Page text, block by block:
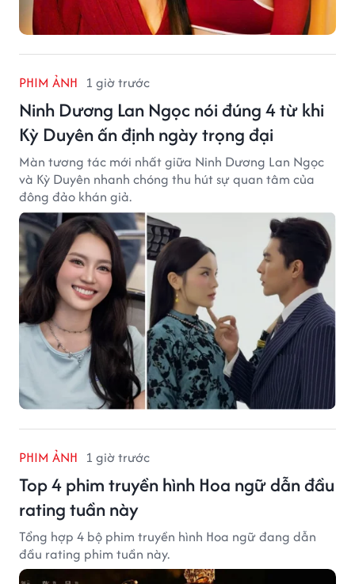
PHIM ẢNH 1 giờ trước
Ninh Dương Lan Ngọc nói đúng 4 từ khi
Kỳ Duyên ấn định ngày trọng đại
Màn tương tác mới nhất giữa Ninh Dương Lan Ngọc
và Kỳ Duyên nhanh chóng thu hút sự quan tâm của
đông đảo khán giả.
PHIM ẢNH 1 giờ trước
Top 4 phim truyền hình Hoa ngữ dẫn đầu
rating tuần này
Tổng hợp 4 bộ phim truyền hình Hoa ngữ đang dẫn
đầu rating phim tuần này.